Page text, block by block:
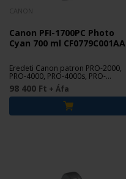
Canon PFI-1700PC Photo
Cyan 700 ml CF0779C001AA
Eredeti Canon patron PRO-2000,
PRO-4000, PRO-4000s, PRO-
6000s, PRO-2100, PRO-4100, PRO-
4100S, PRO-6100, PRO-6100S
nyomtatókhoz.
98 400 Ft + Áfa